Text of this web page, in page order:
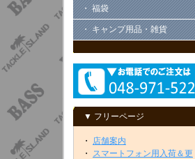
・ 福袋
・ キャンプ用品・雑貨
▼ フリーページ
・ 店舗案内
・ スマートフォン用入荷＆更